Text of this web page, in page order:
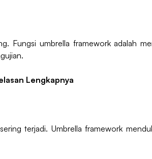
Fungsi umbrella framework adalah
Lengkapnya
terjadi. Umbrella framework